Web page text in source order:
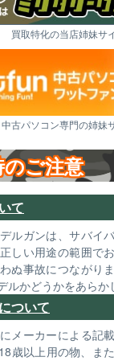
買取特化の当店姉妹サ
中古パソコン専門の姉妹
ご注意
て
ルガンは、サバイ
しい用途の範囲で
ぬ事故につながり
ルかどうかをあらか
ついて
メーカーによる記
歳以上用の物、ま